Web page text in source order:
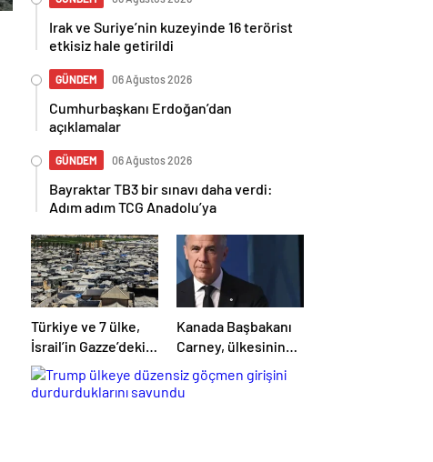
Irak ve Suriye’nin kuzeyinde 16 terörist
etkisiz hale getirildi
GÜNDEM 06 Ağustos 2026
Cumhurbaşkanı Erdoğan’dan
açıklamalar
GÜNDEM 06 Ağustos 2026
Bayraktar TB3 bir sınavı daha verdi:
Adım adım TCG Anadolu’ya
Türkiye ve 7 ülke,
İsrail’in Gazze’deki
saldırılarını ve
hukuk ihlallerini en
Kanada Başbakanı
Carney, ülkesinin
UCM’ye desteğinin
“net” olduğunu